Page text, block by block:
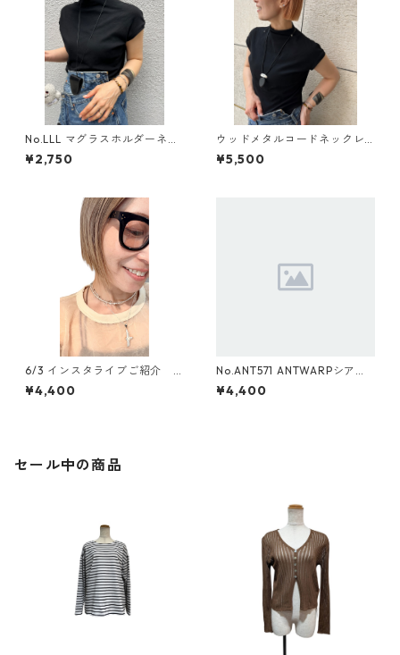
No.LLL マグラスホルダーネッ
クレス
¥2,750
ウッドメタルコードネックレ
ス
¥5,500
6/3 インスタライブご紹介 N
o.2715 クリアビーズマグネッ
トチョーカー
¥4,400
No.ANT571 ANTWARPシアー
ビーズマグチョーカー
¥4,400
セール中の商品